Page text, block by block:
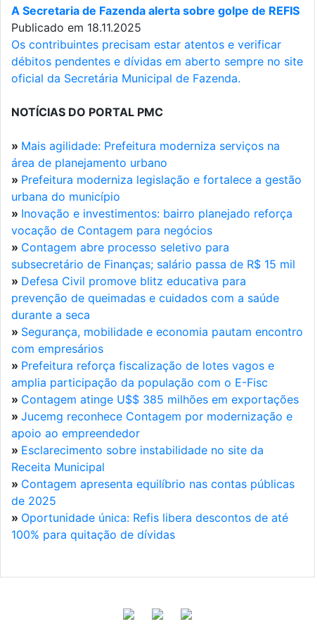
A Secretaria de Fazenda alerta sobre golpe de REFIS
Publicado em 18.11.2025
Os contribuintes precisam estar atentos e verificar
débitos pendentes e dívidas em aberto sempre no site
oficial da Secretária Municipal de Fazenda.
NOTÍCIAS DO PORTAL PMC
» Mais agilidade: Prefeitura moderniza serviços na
área de planejamento urbano
» Prefeitura moderniza legislação e fortalece a gestão
urbana do município
» Inovação e investimentos: bairro planejado reforça
vocação de Contagem para negócios
» Contagem abre processo seletivo para
subsecretário de Finanças; salário passa de R$ 15 mil
» Defesa Civil promove blitz educativa para
prevenção de queimadas e cuidados com a saúde
durante a seca
» Segurança, mobilidade e economia pautam encontro
com empresários
» Prefeitura reforça fiscalização de lotes vagos e
amplia participação da população com o E-Fisc
» Contagem atinge U$$ 385 milhões em exportações
» Jucemg reconhece Contagem por modernização e
apoio ao empreendedor
» Esclarecimento sobre instabilidade no site da
Receita Municipal
» Contagem apresenta equilíbrio nas contas públicas
de 2025
» Oportunidade única: Refis libera descontos de até
100% para quitação de dívidas